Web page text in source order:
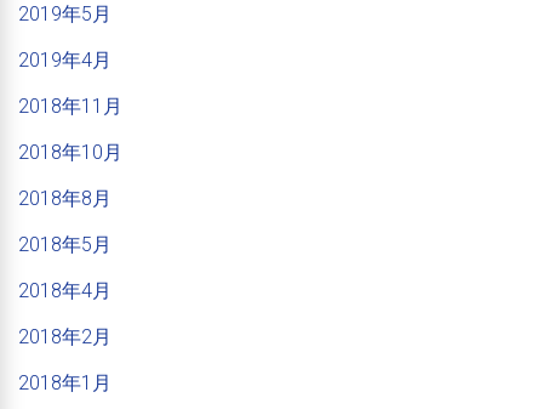
2019年5月
2019年4月
2018年11月
2018年10月
2018年8月
2018年5月
2018年4月
2018年2月
2018年1月